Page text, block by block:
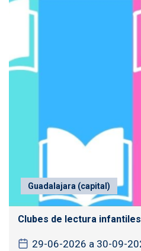
Guadalajara (capital)
Clubes de lectura
29-06-2026 a 30-09-